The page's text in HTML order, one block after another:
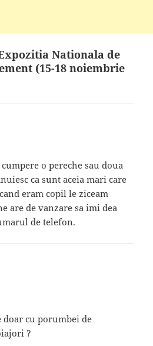
Nationala de
(15-18 noiembrie
o pereche sau doua
ca sunt aceia mari care
eram copil le ziceam
are de vanzare sa imi dea
de telefon.
doar cu porumbei de
?